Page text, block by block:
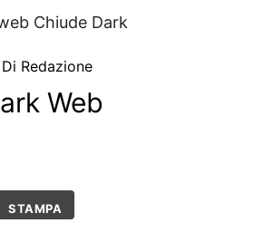
Chiude Dark
Redazione
Web
STAMPA